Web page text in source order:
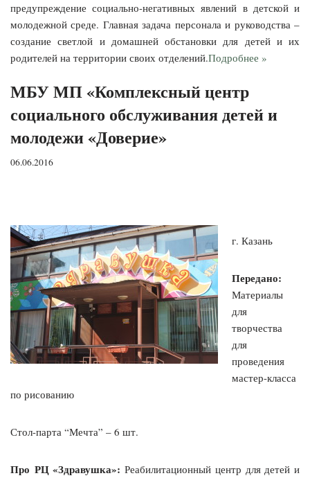
предупреждение социально-негативных явлений в детской и
молодежной среде. Главная задача персонала и руководства –
создание светлой и домашней обстановки для детей и их
родителей на территории своих отделений.Подробнее »
МБУ МП «Комплексный центр
социального обслуживания детей и
молодежи «Доверие»
06.06.2016
г. Казань
Передано:
Материалы
для
творчества
для
проведения
мастер-класса
по рисованию
Стол-парта “Мечта” – 6 шт.
Про РЦ «Здравушка»: Реабилитационный центр для детей и